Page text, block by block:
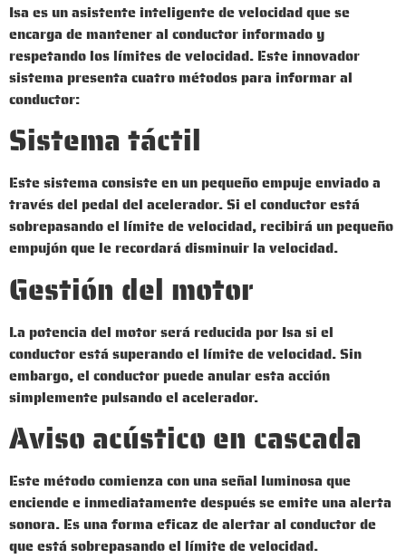
Isa es un asistente inteligente de velocidad que se
encarga de mantener al conductor informado y
respetando los límites de velocidad. Este innovador
sistema presenta cuatro métodos para informar al
conductor:
Sistema táctil
Este sistema consiste en un pequeño empuje enviado a
través del pedal del acelerador. Si el conductor está
sobrepasando el límite de velocidad, recibirá un pequeño
empujón que le recordará disminuir la velocidad.
Gestión del motor
La potencia del motor será reducida por Isa si el
conductor está superando el límite de velocidad. Sin
embargo, el conductor puede anular esta acción
simplemente pulsando el acelerador.
Aviso acústico en cascada
Este método comienza con una señal luminosa que
enciende e inmediatamente después se emite una alerta
sonora. Es una forma eficaz de alertar al conductor de
que está sobrepasando el límite de velocidad.